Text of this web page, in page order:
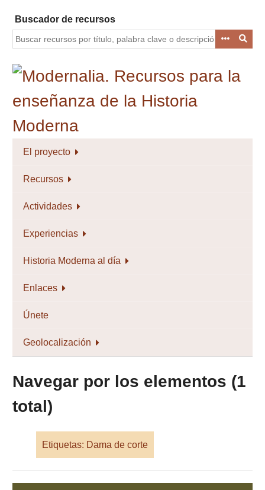
contenido
principal
Buscador de recursos
El proyecto
Recursos
Actividades
Experiencias
Historia Moderna al día
Enlaces
Únete
Geolocalización
Navegar por los elementos (1
total)
Etiquetas: Dama de corte